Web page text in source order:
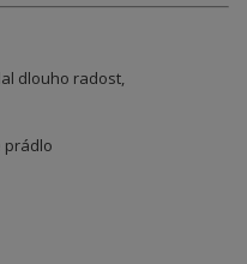
dlouho radost,
prádlo